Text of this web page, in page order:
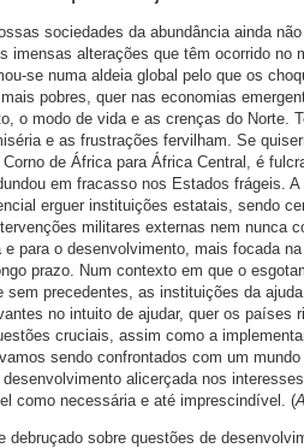
sociedades da abundância ainda
imensas alterações que têm ocorrido no
se numa aldeia global pelo que os
pobres, quer nas economias
o modo de vida e as crenças do Norte.
e as frustrações fervilham. Se
de África para África Central, é
em fracasso nos Estados frágeis.
erguer instituições estatais, sendo
militares externas nem nunca
para o desenvolvimento, mais focada
prazo. Num contexto em que o
sem precedentes, as instituições da
no intuito de ajudar, quer os países
cruciais, assim como a
sendo confrontados com um
alicerçada nos
como necessária e até imprescindível. (
debruçado sobre questões de